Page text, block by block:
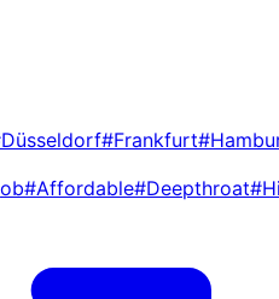
#Frankfurt
#Affordable#Deepthroat